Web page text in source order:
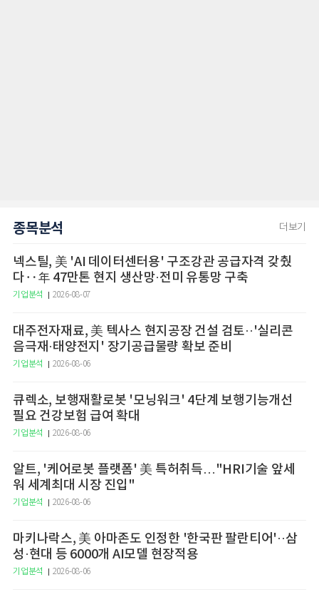
종목분석 더보기
넥스틸, 美 'AI 데이터센터용' 구조강관 공급자격 갖췄
다‥年 47만톤 현지 생산망·전미 유통망 구축
기업분석 2026-08-07
대주전자재료, 美 텍사스 현지공장 건설 검토··'실리콘
음극재·태양전지' 장기공급물량 확보 준비
기업분석 2026-08-06
큐렉소, 보행재활로봇 '모닝워크' 4단계 보행기능개선
필요 건강보험 급여 확대
기업분석 2026-08-06
알트, '케어로봇 플랫폼' 美 특허취득…"HRI기술 앞세
워 세계최대 시장 진입"
기업분석 2026-08-06
마키나락스, 美 아마존도 인정한 '한국판 팔란티어'··삼
성·현대 등 6000개 AI모델 현장적용
기업분석 2026-08-06